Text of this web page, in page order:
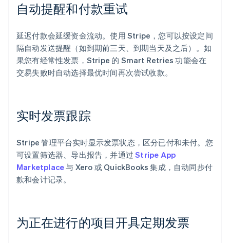
自动提醒和付款重试
延迟付款会延缓资金流动。使用 Stripe，您可以按设定间
隔自动发送提醒（如到期前三天、到期当天及之后）。如
果您有经常性发票，Stripe 的 Smart Retries 功能会在
交易失败时自动选择最优时间再次尝试收款。
实时发票跟踪
Stripe 管理平台实时显示发票状态，区分已付和未付。您
可设置筛选器、导出报告，并通过Stripe App
Marketplace与 Xero 或 QuickBooks 集成，自动同步付
款和会计记录。
为正在进行的项目开具定期发票
阿联酋